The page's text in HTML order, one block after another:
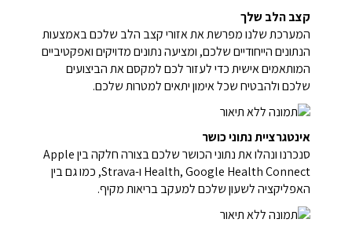
קצב הלב שלך
המערכת שלנו מפרשת את אזורי קצב הלב שלכם באמצעות
הנתונים הייחודיים שלכם, ומציעה נתונים מדויקים ואפקטיביים
המותאמים אישית כדי לעזור לכם למקסם את הביצועים
שלכם ולהבטיח שכל אימון יתאים למטרות שלכם.
אינטגרציית נתוני כושר
סנכרנו ונהלו את נתוני הכושר שלכם בצורה חלקה בין Apple
Health, Google Health Connect ו-Strava, כמו גם בין
האפליקציה לשעון שלכם למעקב בריאות מקיף.